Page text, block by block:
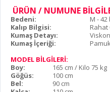
ÜRÜN / NUMUNE
Bedeni:
M -
Kalıp Bilgisi:
Rahat
Kumaş Detayı:
Kumaş İçeriği:
MODEL BİLGİLERİ:
Boy:
165 cm / Kilo 75 kg
Göğüs:
100 cm
Bel:
90 cm